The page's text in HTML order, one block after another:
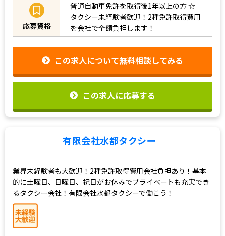
応募資格
普通自動車免許を取得後1年以上の方☆
タクシー未経験者歓迎！2種免許取得費用
を会社で全額負担します！
この求人について無料相談してみる
この求人に応募する
有限会社水都タクシー
業界未経験者も大歓迎！2種免許取得費用会社負担あり！基本
的に土曜日、日曜日、祝日がお休みでプライベートも充実でき
るタクシー会社！有限会社水都タクシーで働こう！